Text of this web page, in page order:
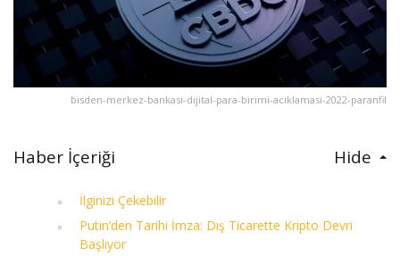
bisden-merkez-bankasi-dijital-para-birimi-aciklamasi-2022-paranfil
Haber İçeriği Hide
İlginizi Çekebilir
Putin’den Tarihi İmza: Dış Ticarette Kripto Devri
Başlıyor